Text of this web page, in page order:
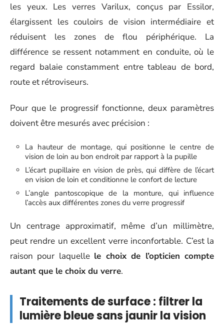
les yeux. Les verres Varilux, conçus par Essilor,
élargissent les couloirs de vision intermédiaire et
réduisent les zones de flou périphérique. La
différence se ressent notamment en conduite, où le
regard balaie constamment entre tableau de bord,
route et rétroviseurs.
Pour que le progressif fonctionne, deux paramètres
doivent être mesurés avec précision :
La hauteur de montage, qui positionne le centre de
vision de loin au bon endroit par rapport à la pupille
L’écart pupillaire en vision de près, qui diffère de l’écart
en vision de loin et conditionne le confort de lecture
L’angle pantoscopique de la monture, qui influence
l’accès aux différentes zones du verre progressif
Un centrage approximatif, même d’un millimètre,
peut rendre un excellent verre inconfortable. C’est la
raison pour laquelle le choix de l’opticien compte
autant que le choix du verre.
Traitements de surface : filtrer la
lumière bleue sans jaunir la vision